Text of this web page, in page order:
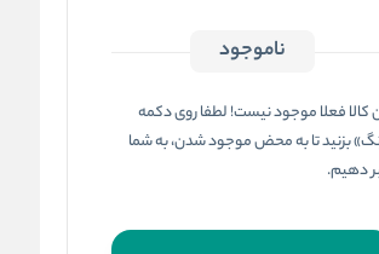
ناموجود
کالا فعلا موجود نیست! لطفا روی دکمه
بزنید تا به محض موجود شدن، به شما
دهیم.